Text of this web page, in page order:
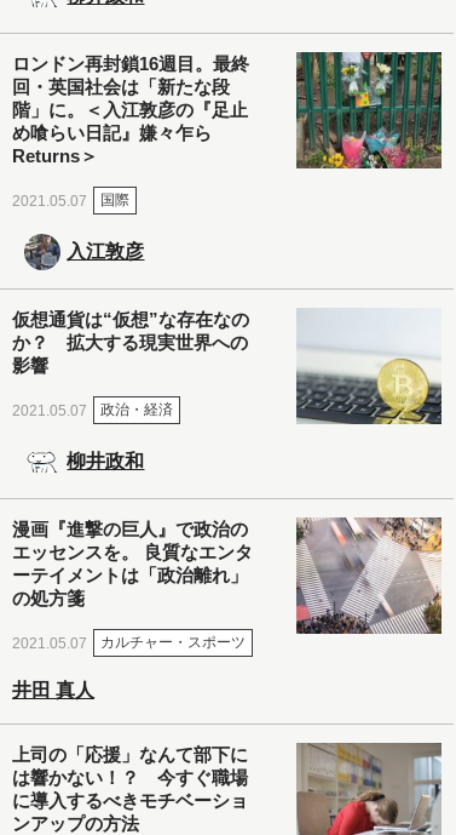
ロンドン再封鎖16週目。最終
回・英国社会は「新たな段
階」に。＜入江敦彦の『足止
め喰らい日記』嫌々乍ら
Returns＞
2021.05.07 国際
入江敦彦
仮想通貨は“仮想”な存在なの
か？ 拡大する現実世界への
影響
2021.05.07 政治・経済
柳井政和
漫画『進撃の巨人』で政治の
エッセンスを。 良質なエンタ
ーテイメントは「政治離れ」
の処方箋
2021.05.07 カルチャー・スポーツ
井田 真人
上司の「応援」なんて部下に
は響かない！？ 今すぐ職場
に導入するべきモチベーショ
ンアップの方法